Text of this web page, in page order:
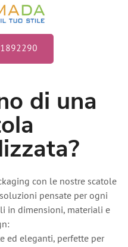
di una
con le nostre scatole
pensate per ogni
in dimensioni, materiali e
ed eleganti, perfette per